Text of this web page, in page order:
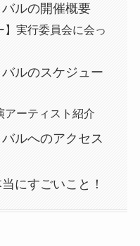
ルの開催概要
】実行委員会に会っ
ルのスケジュー
アーティスト紹介
ルへのアクセス
にすごいこと！